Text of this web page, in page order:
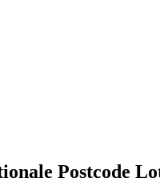
Postcode